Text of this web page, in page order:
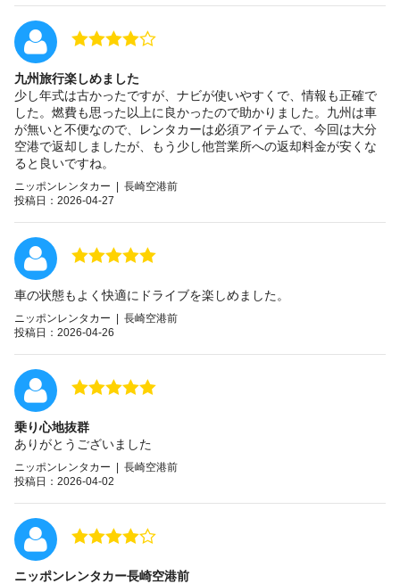
九州旅行楽しめました
少し年式は古かったですが、ナビが使いやすくで、情報も正確で
した。燃費も思った以上に良かったので助かりました。九州は車
が無いと不便なので、レンタカーは必須アイテムで、今回は大分
空港で返却しましたが、もう少し他営業所への返却料金が安くな
ると良いですね。
ニッポンレンタカー | 長崎空港前
投稿日：2026-04-27
車の状態もよく快適にドライブを楽しめました。
ニッポンレンタカー | 長崎空港前
投稿日：2026-04-26
乗り心地抜群
ありがとうございました
ニッポンレンタカー | 長崎空港前
投稿日：2026-04-02
ニッポンレンタカー長崎空港前